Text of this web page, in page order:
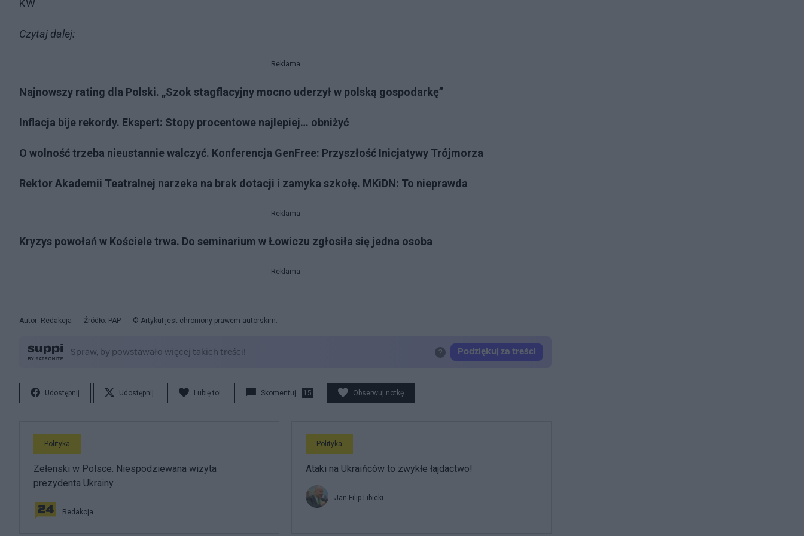
KW
Czytaj dalej:
Reklama
Najnowszy rating dla Polski. „Szok stagflacyjny mocno uderzył w polską gospodarkę”
Inflacja bije rekordy. Ekspert: Stopy procentowe najlepiej… obniżyć
O wolność trzeba nieustannie walczyć. Konferencja GenFree: Przyszłość Inicjatywy Trójmorza
Rektor Akademii Teatralnej narzeka na brak dotacji i zamyka szkołę. MKiDN: To nieprawda
Reklama
Kryzys powołań w Kościele trwa. Do seminarium w Łowiczu zgłosiła się jedna osoba
Reklama
Autor: Redakcja Źródło: PAP © Artykuł jest chroniony prawem autorskim.
Udostępnij Udostępnij Lubię to! Skomentuj 15 Obserwuj notkę
Polityka
Zełenski w Polsce. Niespodziewana wizyta
prezydenta Ukrainy
Redakcja
Polityka
Ataki na Ukraińców to zwykłe łajdactwo!
Jan Filip Libicki